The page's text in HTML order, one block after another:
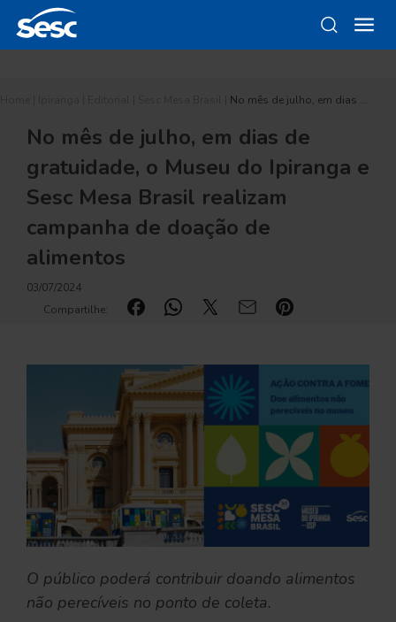
No mês de julho, em dias …
No mês de julho, em dias de
gratuidade, o Museu do Ipiranga e
Sesc Mesa Brasil realizam
campanha de doação de
alimentos
03/07/2024
Compartilhe:
O público poderá contribuir doando alimentos
não perecíveis no ponto de coleta.